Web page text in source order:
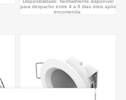
Disponibilidade: Normalmente disponível
para despacho entre 4 a 6 dias úteis após
encomenda.